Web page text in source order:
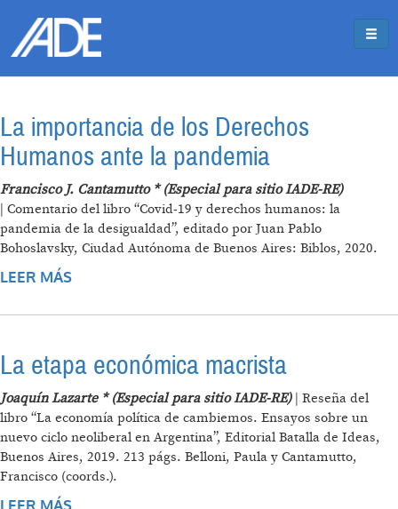
La importancia de los Derechos
Humanos ante la pandemia
Francisco J. Cantamutto * (Especial para sitio IADE-RE)
| Comentario del libro “Covid-19 y derechos humanos: la
pandemia de la desigualdad”, editado por Juan Pablo
Bohoslavsky, Ciudad Autónoma de Buenos Aires: Biblos, 2020.
LEER MÁS
La etapa económica macrista
Joaquín Lazarte * (Especial para sitio IADE-RE) | Reseña del
libro “La economía política de cambiemos. Ensayos sobre un
nuevo ciclo neoliberal en Argentina”, Editorial Batalla de Ideas,
Buenos Aires, 2019. 213 págs. Belloni, Paula y Cantamutto,
Francisco (coords.).